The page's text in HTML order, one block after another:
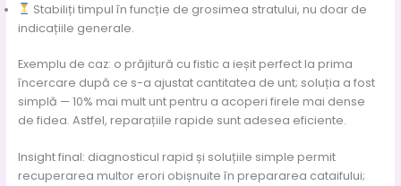
Stabiliți timpul în funcție de grosimea stratului, nu doar de
indicațiile generale.
Exemplu de caz: o prăjitură cu fistic a ieșit perfect la prima
încercare după ce s-a ajustat cantitatea de unt; soluția a fost
simplă — 10% mai mult unt pentru a acoperi firele mai dense
de fidea. Astfel, reparațiile rapide sunt adesea eficiente.
Insight final: diagnosticul rapid și soluțiile simple permit
recuperarea multor erori obișnuite în prepararea cataifului;